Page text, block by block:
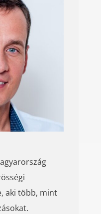
aki több, mint